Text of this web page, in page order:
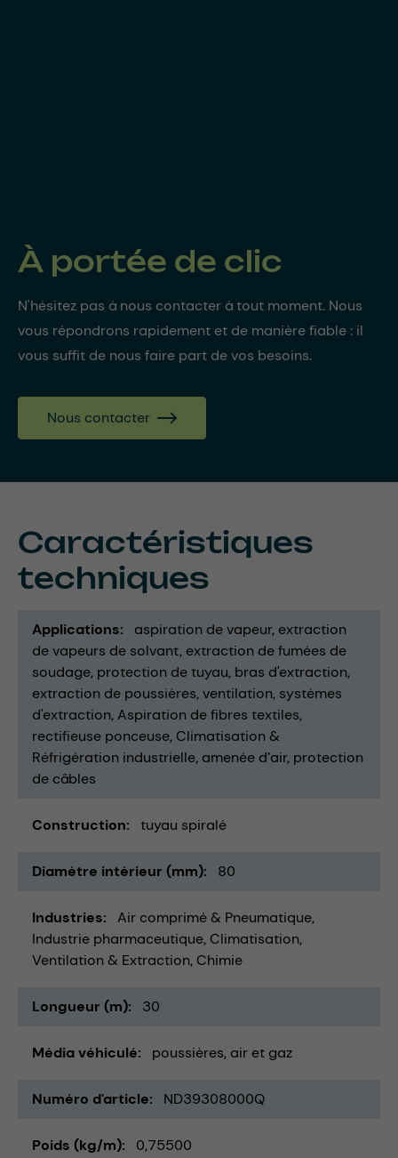
À portée de clic
N'hésitez pas à nous contacter à tout moment. Nous
vous répondrons rapidement et de manière fiable : il
vous suffit de nous faire part de vos besoins.
Nous contacter
Caractéristiques
techniques
Applications aspiration de vapeur extraction
de vapeurs de solvant extraction de fumées de
soudage protection de tuyau bras d'extraction
extraction de poussières ventilation systèmes
d'extraction Aspiration de fibres textiles
rectifieuse ponceuse Climatisation &
Réfrigération industrielle amenée d’air protection
de câbles
Construction tuyau spiralé
Diamètre intérieur (mm) 80
Industries
Air comprimé & Pneumatique
Industrie pharmaceutique Climatisation,
Ventilation & Extraction Chimie
Longueur (m) 30
Média véhiculé poussières air et gaz
Numéro d'article ND39308000Q
Poids (kg/m) 0,75500